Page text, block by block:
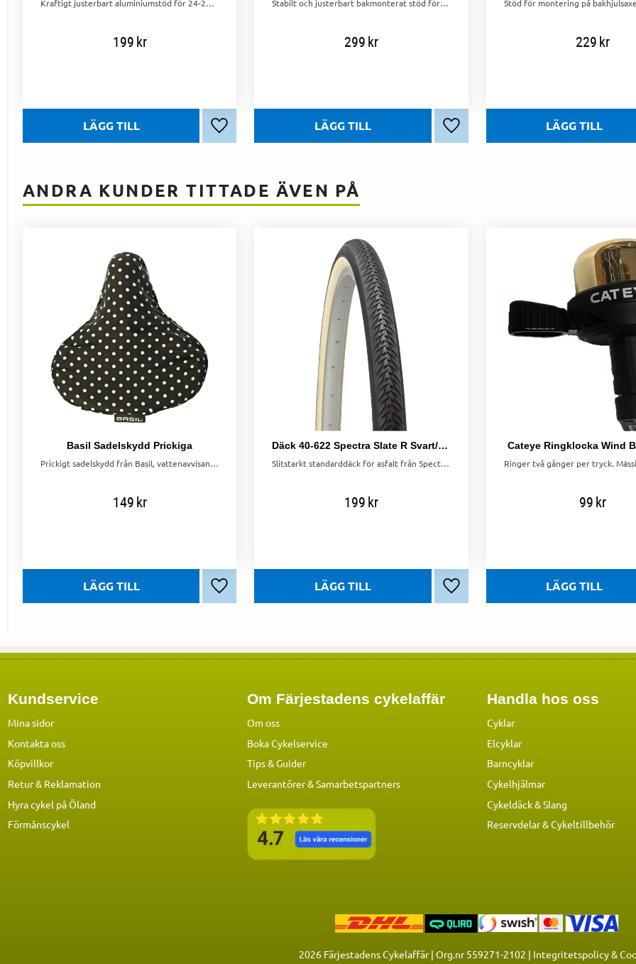
Kraftigt justerbart aluminiumstöd för 24-28" cyklar, godkänt för elcyklar. Enkel att justera och stabil i användning.
199kr
Lägg till i favoriter
Stabilt och justerbart bakmonterat stöd för Scott-cyklar (26-29"). Monteras på insidan av bakstaget med två M8-bultar (medföljer).
299kr
Lägg till i favoriter
229kr
ANDRA KUNDER TITTADE ÄVEN PÅ
Basil Sadelskydd Prickiga
Prickigt sadelskydd från Basil, vattenavvisande och passar även bredare damsadlar för bättre skydd.
149kr
Lägg till i favoriter
Däck 40-622 Spectra Slate R Svart/Ivory
Slitstarkt standarddäck för asfalt från Spectra, 40-622. Ger bra komfort och hållbarhet. Kontrollera storlek innan köp.
199kr
Lägg till i favoriter
Cateye Ringklocka Wind
99kr
Kundservice
Mina sidor
Kontakta oss
Köpvillkor
Retur & Reklamation
Hyra cykel på Öland
Förmånscykel
Om Färjestadens cykelaffär
Om oss
Boka Cykelservice
Tips & Guider
Leverantörer & Samarbetspartners
Handla hos oss
Cyklar
Elcyklar
Barncyklar
Cykelhjälmar
Cykeldäck & Slang
Reservdelar&Cykeltillbehör
2026 Färjestadens Cykelaffär | Org.nr 559271-2102 | Integritetspolicy &